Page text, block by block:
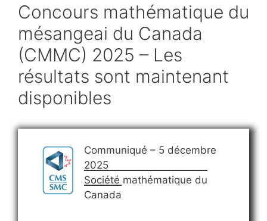
Concours mathématique du
mésangeai du Canada
(CMMC) 2025 – Les
résultats sont maintenant
disponibles
Communiqué – 5 décembre
2025
Société mathématique du
Canada